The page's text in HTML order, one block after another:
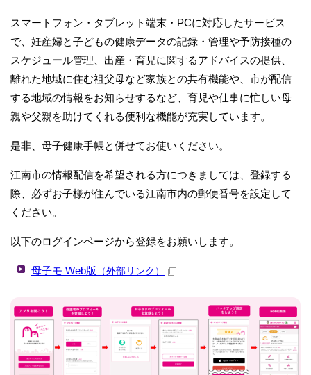
スマートフォン・タブレット端末・PCに対応したサービス
で、妊産婦と子どもの健康データの記録・管理や予防接種の
スケジュール管理、出産・育児に関するアドバイスの提供、
離れた地域に住む祖父母など家族との共有機能や、市が配信
する地域の情報をお知らせするなど、育児や仕事に忙しい母
親や父親を助けてくれる便利な機能が充実しています。
是非、母子健康手帳と併せてお使いください。
江南市の情報配信を希望される方につきましては、登録する
際、必ずお子様が住んでいる江南市内の郵便番号を設定して
ください。
以下のログインページから登録をお願いします。
母子モ Web版 （外部リンク）